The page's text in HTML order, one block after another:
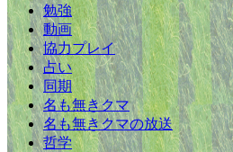
勉強
動画
協力プレイ
占い
同期
名も無きクマ
名も無きクマの放送
哲学